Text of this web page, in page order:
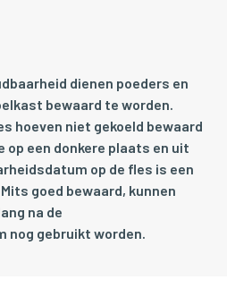
dienen poeders en
bewaard te worden.
hoeven niet gekoeld bewaard
op een donkere plaats en uit
op de fles is een
goed bewaard, kunnen
na de
nog gebruikt worden.